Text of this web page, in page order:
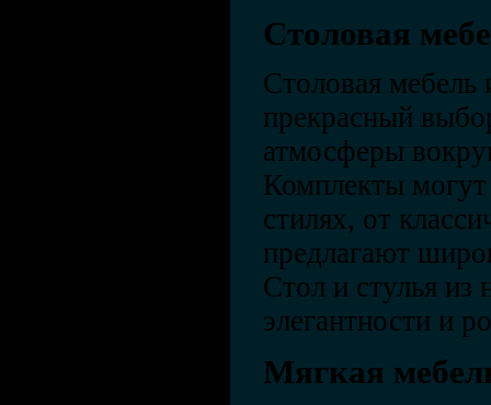
Столовая
Столовая мебель
прекрасный
атмосферы
Комплекты
стилях, от
предлагают
Стол и стулья из
элегантности и
Мягкая